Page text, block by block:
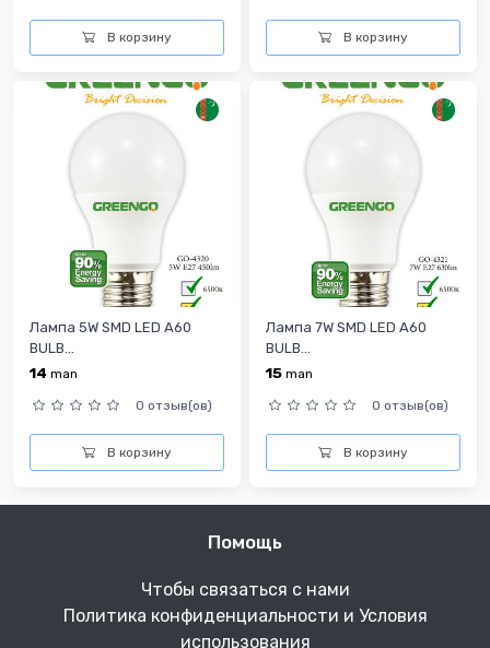
В корзину В корзину
Лампа 5W SMD LED A60
BULB...
14 man
0 отзыв(ов)
В корзину
Лампа 7W SMD LED A60
BULB...
15 man
0 отзыв(ов)
В корзину
Помощь
Чтобы связаться с нами
Политика конфиденциальности и Условия
использования